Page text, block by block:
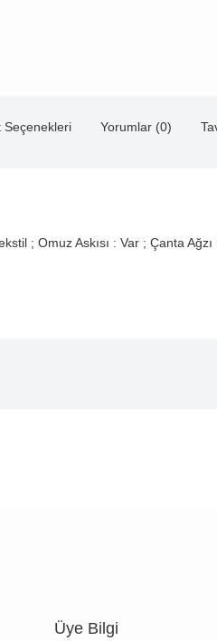
Seçenekleri Yorumlar (0)
; Omuz Askısı : Var ; Çanta
Üye Bilgi